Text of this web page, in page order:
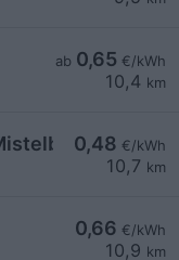
ab 0,65 €/kWh
10,4 km
0,48 €/kWh
10,7 km
-
0,66 €/kWh
10,9 km